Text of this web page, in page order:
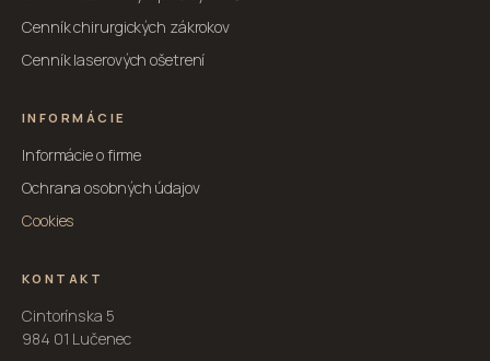
Cenník chirurgických zákrokov
Cenník laserových ošetrení
INFORMÁCIE
Informácie o firme
Ochrana osobných údajov
Cookies
KONTAKT
Cintorínska 5
984 01 Lučenec